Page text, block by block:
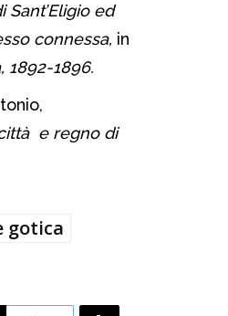
Sant’Eligio ed
connessa, in
1892-1896.
e regno di
gotica